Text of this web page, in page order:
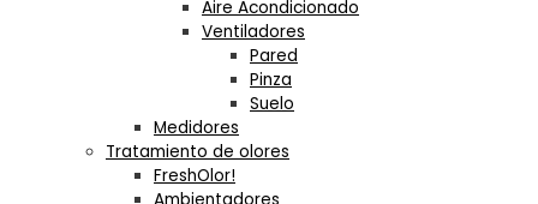
Aire Acondicionado
Ventiladores
Pared
Pinza
Suelo
Medidores
Tratamiento de olores
FreshOlor!